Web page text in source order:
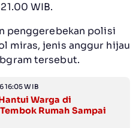
WIB.
penggerebekan polisi
miras, jenis anggur hijau
tersebut.
16:05 WIB
Warga di
Rumah Sampai